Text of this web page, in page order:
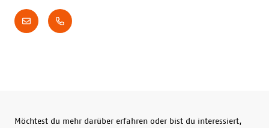
Möchtest du mehr darüber erfahren oder bist du interessiert,